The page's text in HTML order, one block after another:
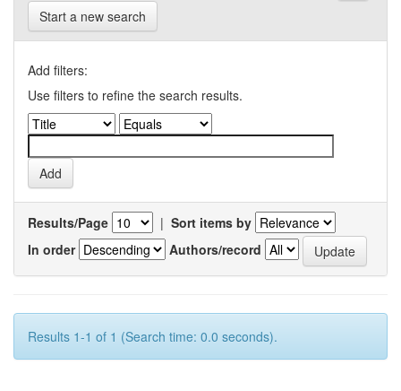
Start a new search
Add filters:
Use filters to refine the search results.
Results/Page | Sort items by
In order
Authors/record
Results 1-1 of 1 (Search time: 0.0 seconds).